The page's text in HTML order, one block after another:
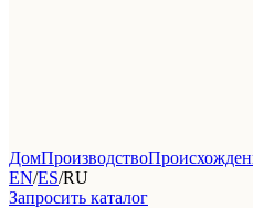
ДомПроизводство
EN/ES/RU
Запросить каталог